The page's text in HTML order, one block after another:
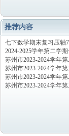
推荐内容
七下数学期末复习压轴
2024-2025学年第二学
苏州市2023-2024学年
苏州市2023-2024学年
苏州市2023-2024学年
苏州市2023-2024学年